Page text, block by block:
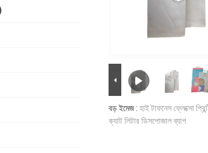
বড় ইমেজ : হাই টাফনেস ফ্লেক্সো
ক্যাট লিটার ডিসপোজাল ব্যাগ